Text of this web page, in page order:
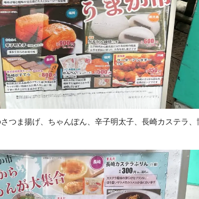
つま揚げ、ちゃんぽん、辛子明太子、長崎カステラ